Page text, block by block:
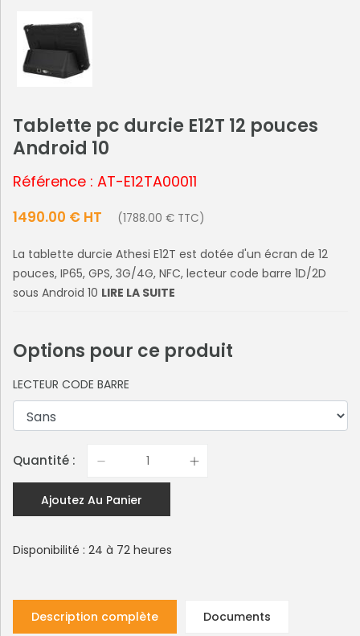
Tablette pc durcie E12T 12 pouces
Android 10
Référence : AT-E12TA00011
1490.00 € HT (1788.00 € TTC)
La tablette durcie Athesi E12T est dotée d'un écran de 12
pouces, IP65, GPS, 3G/4G, NFC, lecteur code barre 1D/2D
sous Android 10 LIRE LA SUITE
Options pour ce produit
LECTEUR CODE BARRE
Quantité :
Ajoutez Au Panier
Disponibilité : 24 à 72 heures
Description complète Documents